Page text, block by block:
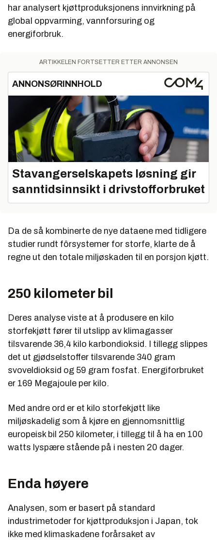
har analysert kjøttproduksjonens innvirkning på
global oppvarming, vannforsuring og
energiforbruk.
ARTIKKELEN FORTSETTER ETTER ANNONSEN
ANNONSØRINNHOLD
Stavangerselskapets løsning gir
sanntidsinnsikt i drivstofforbruket
Da de så kombinerte de nye dataene med tidligere
studier rundt fôrsystemer for storfe, klarte de å
regne ut den totale miljøskaden til en porsjon kjøtt.
250 kilometer bil
Deres analyse viste at å produsere en kilo
storfekjøtt fører til utslipp av klimagasser
tilsvarende 36,4 kilo karbondioksid. I tillegg slippes
det ut gjødselstoffer tilsvarende 340 gram
svoveldioksid og 59 gram fosfat. Energiforbruket
er 169 Megajoule per kilo.
Med andre ord er et kilo storfekjøtt like
miljøskadelig som å kjøre en gjennomsnittlig
europeisk bil 250 kilometer, i tillegg til å ha en 100
watts lyspære stående på i nesten 20 dager.
Enda høyere
Analysen, som er basert på standard
industrimetoder for kjøttproduksjon i Japan, tok
ikke med klimaskadene forårsaket av